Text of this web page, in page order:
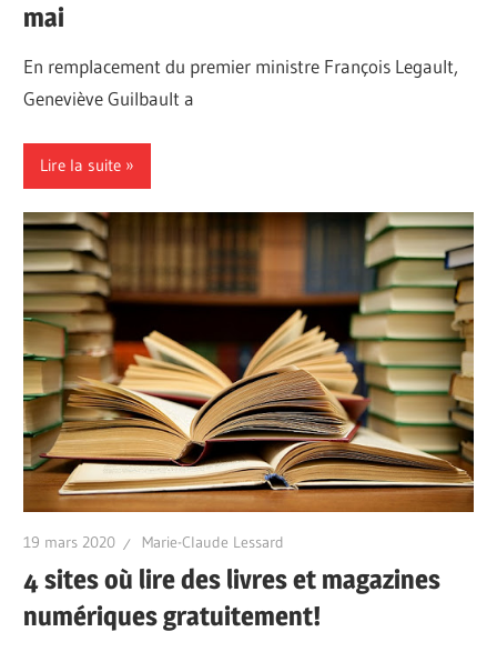
mai
En remplacement du premier ministre François Legault,
Geneviève Guilbault a
Lire la suite
19 mars 2020 Marie-Claude Lessard
4 sites où lire des livres et magazines
numériques gratuitement!